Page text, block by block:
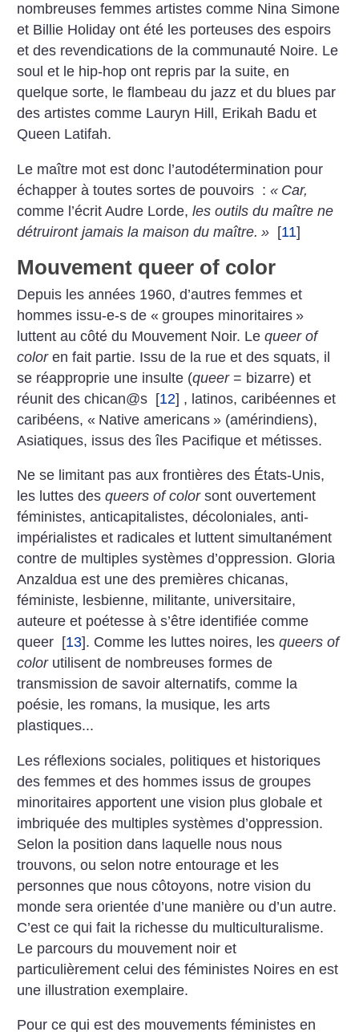
nombreuses femmes artistes comme Nina Simone
et Billie Holiday ont été les porteuses des espoirs
et des revendications de la communauté Noire. Le
soul et le hip-hop ont repris par la suite, en
quelque sorte, le flambeau du jazz et du blues par
des artistes comme Lauryn Hill, Erikah Badu et
Queen Latifah.
Le maître mot est donc l’autodétermination pour
échapper à toutes sortes de pouvoirs :« Car,
comme l’écrit Audre Lorde,les outils du maître ne
détruiront jamais la maison du maître. » [11]
Mouvement queer of color
Depuis les années 1960, d’autres femmes et
hommes issu-e-s de « groupes minoritaires »
luttent au côté du Mouvement Noir. Lequeer of
coloren fait partie. Issu de la rue et des squats, il
se réapproprie une insulte (queer= bizarre) et
réunit des chican@s [12] , latinos, caribéennes et
caribéens, « Native americans » (amérindiens),
Asiatiques, issus des îles Pacifique et métisses.
Ne se limitant pas aux frontières des États-Unis,
les luttes desqueers of colorsont ouvertement
féministes, anticapitalistes, décoloniales, anti-
impérialistes et radicales et luttent simultanément
contre de multiples systèmes d’oppression. Gloria
Anzaldua est une des premières chicanas,
féministe, lesbienne, militante, universitaire,
auteure et poétesse à s’être identifiée comme
queer [13]. Comme les luttes noires, lesqueers of
colorutilisent de nombreuses formes de
transmission de savoir alternatifs, comme la
poésie, les romans, la musique, les arts
plastiques...
Les réflexions sociales, politiques et historiques
des femmes et des hommes issus de groupes
minoritaires apportent une vision plus globale et
imbriquée des multiples systèmes d’oppression.
Selon la position dans laquelle nous nous
trouvons, ou selon notre entourage et les
personnes que nous côtoyons, notre vision du
monde sera orientée d’une manière ou d’un autre.
C’est ce qui fait la richesse du multiculturalisme.
Le parcours du mouvement noir et
particulièrement celui des féministes Noires en est
une illustration exemplaire.
Pour ce qui est des mouvements féministes en